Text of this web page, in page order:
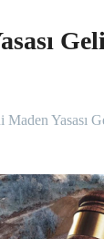
Maden Yasası